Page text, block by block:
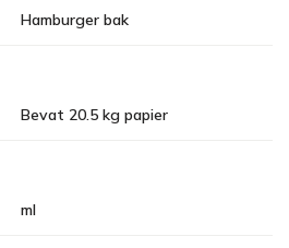
Hamburger bak
Bevat 20.5 kg papier
ml